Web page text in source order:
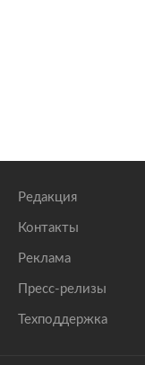
Редакция
Контакты
Реклама
Пресс-релизы
Техподдержка